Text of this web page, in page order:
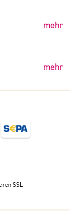
SSL-
mehr
mehr